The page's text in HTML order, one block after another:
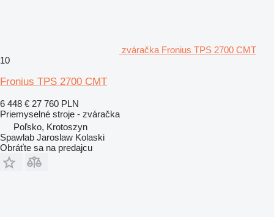
zváračka Fronius TPS 2700 CMT
10
Fronius TPS 2700 CMT
6 448 € 27 760 PLN
Priemyselné stroje - zváračka
Poľsko, Krotoszyn
Spawlab Jaroslaw Kolaski
Obráťte sa na predajcu